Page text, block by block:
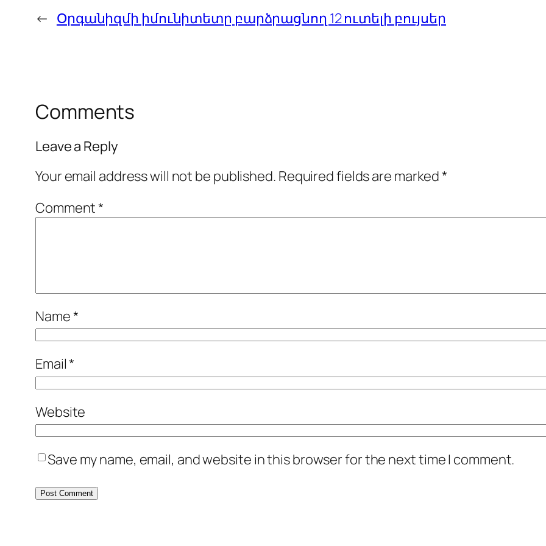
← Օրգանիզմի իմունիտետը բարձրացնող 12 ուտելի բույսեր
Comments
Leave a Reply
Your email address will not be published. Required fields are marked*
Comment*
Name*
Email*
Website
Save my name, email, and website in this browser for the next time I comment.